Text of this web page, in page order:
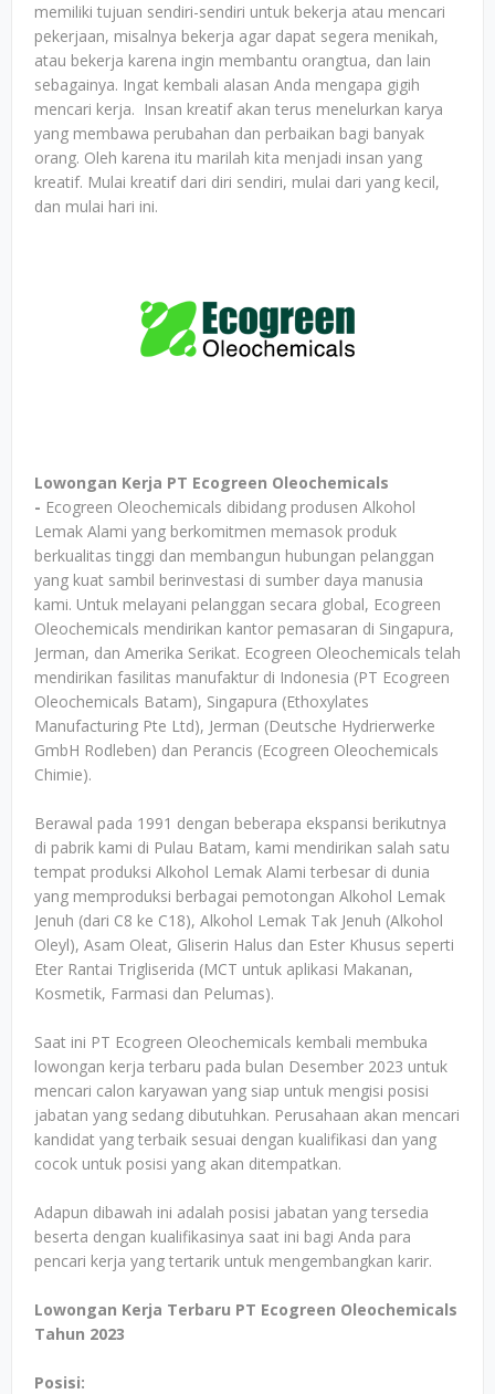
memiliki tujuan sendiri-sendiri untuk bekerja atau mencari
pekerjaan, misalnya bekerja agar dapat segera menikah,
atau bekerja karena ingin membantu orangtua, dan lain
sebagainya. Ingat kembali alasan Anda mengapa gigih
mencari kerja. Insan kreatif akan terus menelurkan karya
yang membawa perubahan dan perbaikan bagi banyak
orang. Oleh karena itu marilah kita menjadi insan yang
kreatif. Mulai kreatif dari diri sendiri, mulai dari yang kecil,
dan mulai hari ini.
Lowongan Kerja PT Ecogreen Oleochemicals
- Ecogreen Oleochemicals dibidang produsen Alkohol
Lemak Alami yang berkomitmen memasok produk
berkualitas tinggi dan membangun hubungan pelanggan
yang kuat sambil berinvestasi di sumber daya manusia
kami. Untuk melayani pelanggan secara global, Ecogreen
Oleochemicals mendirikan kantor pemasaran di Singapura,
Jerman, dan Amerika Serikat. Ecogreen Oleochemicals telah
mendirikan fasilitas manufaktur di Indonesia (PT Ecogreen
Oleochemicals Batam), Singapura (Ethoxylates
Manufacturing Pte Ltd), Jerman (Deutsche Hydrierwerke
GmbH Rodleben) dan Perancis (Ecogreen Oleochemicals
Chimie).
Berawal pada 1991 dengan beberapa ekspansi berikutnya
di pabrik kami di Pulau Batam, kami mendirikan salah satu
tempat produksi Alkohol Lemak Alami terbesar di dunia
yang memproduksi berbagai pemotongan Alkohol Lemak
Jenuh (dari C8 ke C18), Alkohol Lemak Tak Jenuh (Alkohol
Oleyl), Asam Oleat, Gliserin Halus dan Ester Khusus seperti
Eter Rantai Trigliserida (MCT untuk aplikasi Makanan,
Kosmetik, Farmasi dan Pelumas).
Saat ini PT Ecogreen Oleochemicals kembali membuka
lowongan kerja terbaru pada bulan Desember 2023 untuk
mencari calon karyawan yang siap untuk mengisi posisi
jabatan yang sedang dibutuhkan. Perusahaan akan mencari
kandidat yang terbaik sesuai dengan kualifikasi dan yang
cocok untuk posisi yang akan ditempatkan.
Adapun dibawah ini adalah posisi jabatan yang tersedia
beserta dengan kualifikasinya saat ini bagi Anda para
pencari kerja yang tertarik untuk mengembangkan karir.
Lowongan Kerja Terbaru PT Ecogreen Oleochemicals
Tahun 2023
Posisi: